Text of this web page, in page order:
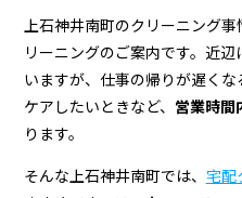
グ
店
＆
宅
配
上石神井南町のクリーニング事
リーニングのご案内です。近
いますが、仕事の帰りが遅く
ケアしたいときなど、 営業時間
ります。
そんな上石神井南町では、 宅配